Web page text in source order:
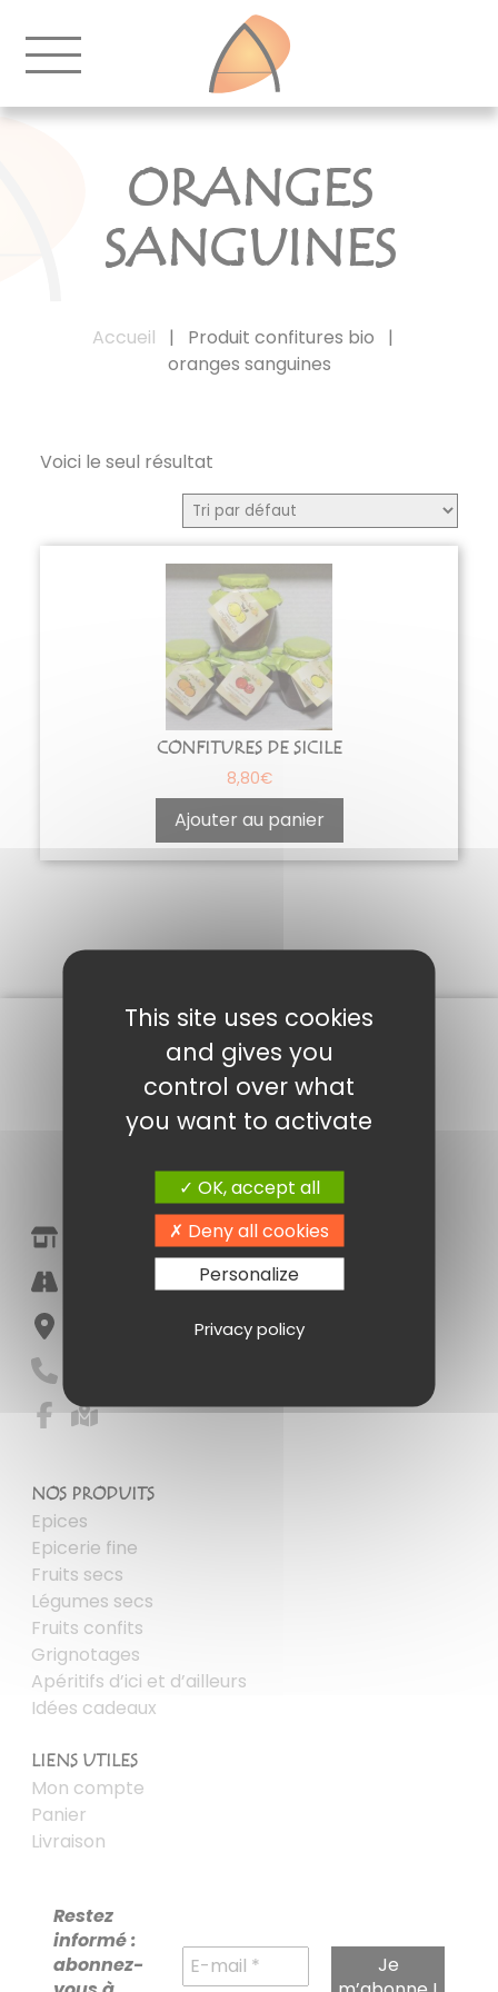
ORANGES
SANGUINES
Accueil | Produit confitures bio
|
oranges sanguines
Voici le seul résultat
CONFITURES DE SICILE
8,80€
Ajouter au panier
Epicerie Fine Amandine Poitiers
Halle Marché Notre Dame
NOS PRODUITS
Epices
Epicerie fine
Fruits secs
Légumes secs
Fruits confits
Grignotages
Apéritifs d’ici et d’ailleurs
Idées cadeaux
LIENS UTILES
Mon compte
Panier
Livraison
Restez
informé :
abonnez-
This site uses cookies
and gives you
control over what
you want to activate
OK, accept all
Deny all cookies
Personalize
Privacy policy